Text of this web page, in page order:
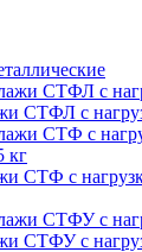
СТФЛ с
СТФ с
СТФУ с